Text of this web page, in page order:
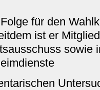
für den
ist er
sowie